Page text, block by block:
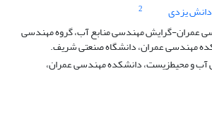
یزدی
2
عمران-گرایش مهندسی منابع آب، گروه مهندسی
مهندسی عمران، دانشگاه صنعتی شریف.
آب و محیطزیست، دانشکده مهندسی عمران،